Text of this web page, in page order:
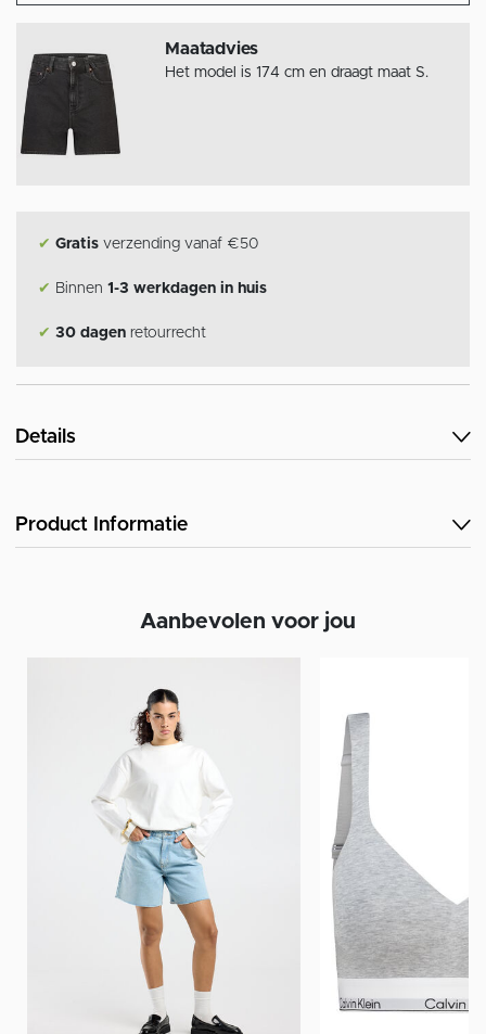
Maatadvies
Het model is 174 cm en draagt maat S.
✔ Gratis verzending vanaf €50
✔ Binnen 1-3 werkdagen in huis
✔ 30 dagen retourrecht
Details
Product Informatie
Aanbevolen voor jou